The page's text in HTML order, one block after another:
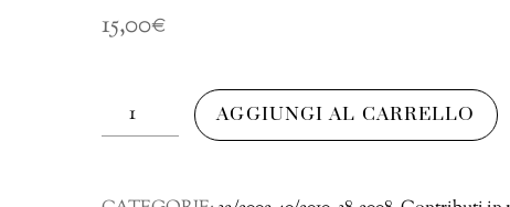
15,00€
Maria
Chiara
AGGIUNGI AL CARRELLO